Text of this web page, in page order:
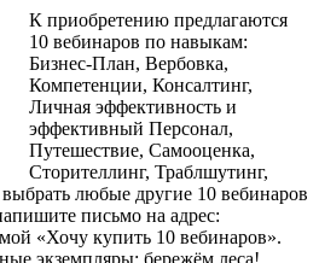
К приобретению предлагаются
10 вебинаров по навыкам:
Бизнес-План, Вербовка,
Компетенции, Консалтинг,
Личная эффективность и
эффективный Персонал,
Путешествие, Самооценка,
Сторителлинг, Траблшутинг,
любые другие 10 вебинаров
письмо на адрес:
«Хочу купить 10 вебинаров».
экземпляры: бережём леса!